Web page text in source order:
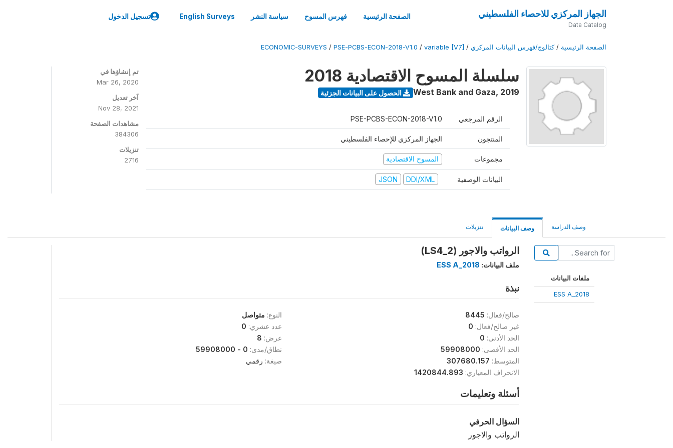
الجهاز المركزي للاحصاء الفلسطيني
Data Catalog
الصفحة الرئيسية فهرس المسوح سياسة النشر English Surveys تسجيل الدخول
الصفحة الرئيسية /كتالوج/فهرس البيانات المركزي /
ECONOMIC-SURVEYS / PSE-PCBS-ECON-2018-V1.0 / variable [V7]
سلسلة المسوح الاقتصادية 2018
West Bank and Gaza, 2019 الحصول على البيانات الجزئية
الرقم المرجعي PSE-PCBS-ECON-2018-V1.0
المنتجون الجهاز المركزي للإحصاء الفلسطيني
مجموعات المسوح الاقتصادية
البيانات الوصفية DDI/XML
JSON
تم إنشاؤها في
Mar 26, 2020
آخر تعديل
Nov 28, 2021
مشاهدات الصفحة
384306
تنزيلات
2716
وصف الدراسة وصف البيانات تنزيلات
ملفات البيانات
ESS A_2018
الرواتب والاجور (LS4_2)
ملف البيانات: ESS A_2018
نبذة
صالح/فعال: 8445
غير صالح/فعال: 0
الحد الأدنى: 0
الحد الأقصى: 59908000
المتوسط: 307680.157
الانحراف المعياري: 1420844.893
النوع: متواصل
عدد عشري: 0
عرض: 8
نطاق/مدى: 0 - 59908000
صيغة: رقمي
أسئلة وتعليمات
السؤال الحرفي
الرواتب والاجور